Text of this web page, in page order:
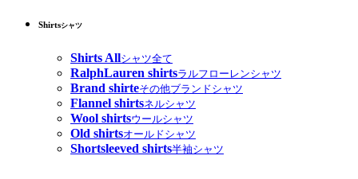
Shirtsシャツ
Shirts Allシャツ全て
RalphLauren shirtsラルフローレンシャツ
Brand shirteその他ブランドシャツ
Flannel shirtsネルシャツ
Wool shirtsウールシャツ
Old shirtsオールドシャツ
Shortsleeved shirts半袖シャツ